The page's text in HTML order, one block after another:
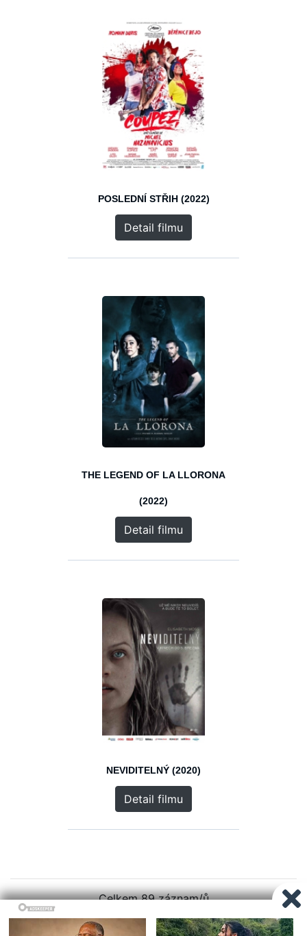
POSLEDNÍ STŘIH (2022)
Detail filmu
THE LEGEND OF LA LLORONA
(2022)
Detail filmu
NEVIDITELNÝ (2020)
Detail filmu
Celkem 89 záznam/ů
3